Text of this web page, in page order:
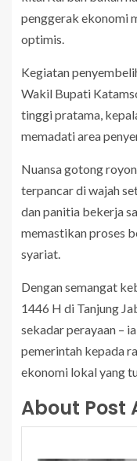
penggerak ekonomi
optimis.
Kegiatan
Wakil Bupati
tinggi pratama,
memadati area
Nuansa gotong
terpancar di wajah
dan panitia bekerja
memastikan proses
syariat.
Dengan semangat
1446 H di Tanjung
sekadar perayaan –
pemerintah kepada
ekonomi lokal yang
About Post